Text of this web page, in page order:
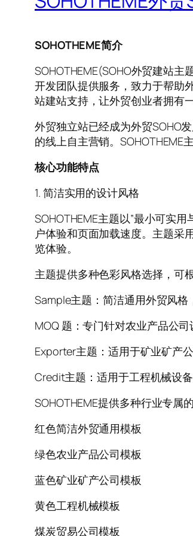
SOHOTHEME简介
SOHOTHEME(SOHO外贸建站
开发团队提供服务，致力于帮助
站建站支持，让外贸创业者拥有
外贸独立站已经成为外贸SOHO
的线上自主营销。SOHOTHEME
核心功能特点
1. 简洁实用的设计风格
SOHOTHEME主题以”最小可实
户体验和页面加载速度。主题采
览体验。
主题提供多种色彩风格选择，可
Sample主题：简洁通用外贸风
MOQ​ 题：专门针对农业产品公司
Exporter​主题：适用于矿业矿产
Credit主题：适用于工程机械设
SOHOTHEME提供多种行业专属
红色简洁外贸通用模板
绿色农业产品公司模板
蓝色矿业矿产公司模板
黄色工程机械模板
煤炭贸易公司模板